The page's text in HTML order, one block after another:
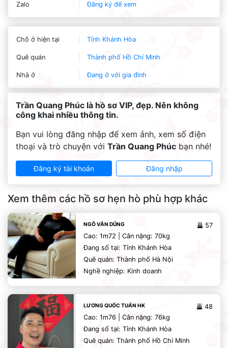
Zalo Đăng ký để xem
Chỗ ở hiện tại Tỉnh Khánh Hòa
Quê quán Thành phố Hồ Chí Minh
Nhà ở Đang ở với gia đình
Trần Quang Phúc là hồ sơ VIP, đẹp. Nên không
công khai nhiều thông tin.
Bạn vui lòng đăng nhập để xem ảnh, xem số điện
thoại và trò chuyện với Trần Quang Phúc bạn nhé!
Đăng ký tài khoản Đăng nhập
Xem thêm các hồ sơ hẹn hò phù hợp khác
57
NGÔ VĂN DŨNG
Cao: 1m72 | Cân nặng: 70kg
Đang số tại: Tỉnh Khánh Hòa
Quê quán: Thành phố Hà Nội
Nghề nghiệp: Kinh doanh
48
LƯƠNG QUỐC TUẤN HK
Cao: 1m76 | Cân nặng: 76kg
Đang số tại: Tỉnh Khánh Hòa
Quê quán: Thành phố Hồ Chí Minh